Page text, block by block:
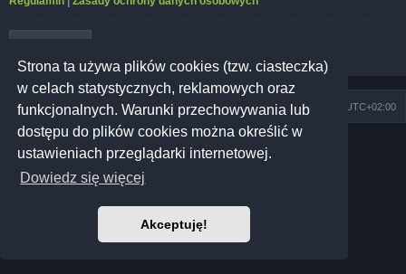
Strona ta używa plików cookies (tzw. ciasteczka)
w celach statystycznych, reklamowych oraz
funkcjonalnych. Warunki przechowywania lub
dostępu do plików cookies można określić w
ustawieniach przeglądarki internetowej.
Dowiedz się więcej
Akceptuję!
Szkoła Zioła Społeczność Strefa czasowa UTC+02:00
Technologię dostarczaphpBB ® Forum Software © phpBB Limited
Prosilver Dark Edition byPremium phpBB Styles
Polski pakiet językowy dostarcza
Polityka prywatności